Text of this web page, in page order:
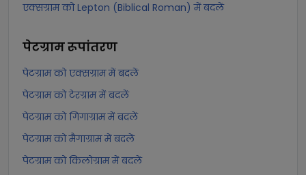
एक्सग्राम को Lepton (Biblical Roman) में बदलें
पेटग्रामरूपांतरण
पेटग्राम को एक्सग्राम में बदलें
पेटग्राम को टेरग्राम में बदलें
पेटग्राम को गिगाग्राम में बदलें
पेटग्राम को मैगाग्राम में बदलें
पेटग्राम को किलोग्राम में बदलें